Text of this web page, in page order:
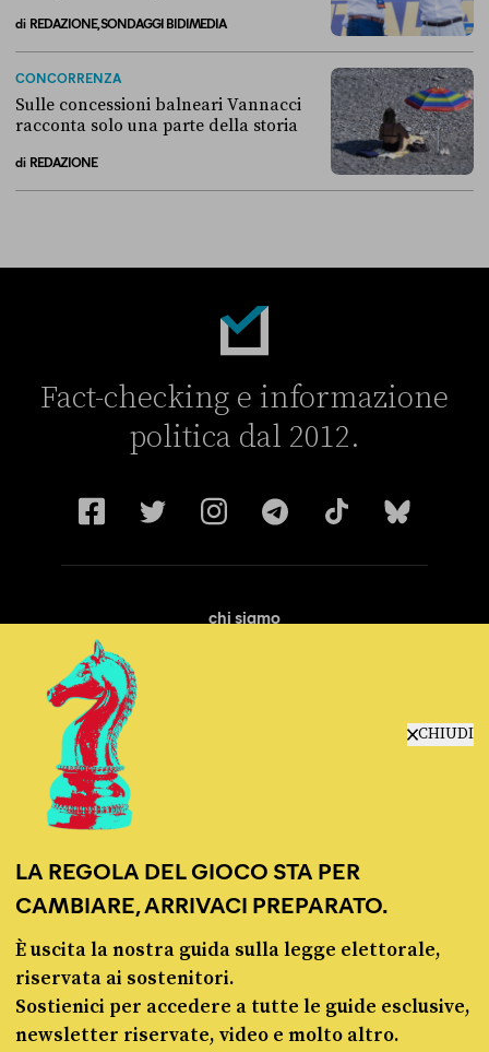
CHIUDI
LA REGOLA DEL GIOCO STA PER
CAMBIARE, ARRIVACI PREPARATO.
È uscita la nostra guida sulla legge elettorale,
riservata ai sostenitori.
Sostienici per accedere a tutte le guide esclusive,
newsletter riservate, video e molto altro.
di REDAZIONE, SONDAGGI BIDIMEDIA
CONCORRENZA
Sulle concessioni balneari Vannacci
racconta solo una parte della storia
di REDAZIONE
Fact-checking e informazione
politica dal 2012.
chi siamo
© Pagella Politica 2012 - 2026
Pagella Politica è una testata registrata presso il Tribunale di Milano, n. 55 del 8
marzo 2021. ISSN 2974-9387